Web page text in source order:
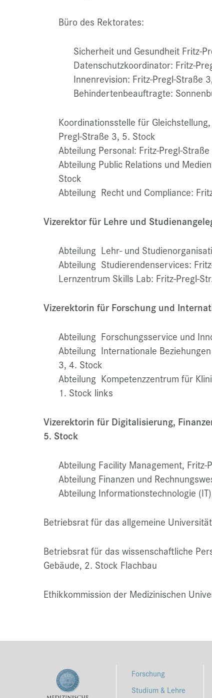
Büro des Rektorates:
Sicherheit und Gesundheit
Datenschutzkoordinator: Fritz-
Innenrevision: Fritz-Pregl-Straße
Behindertenbeauftragte:
Koordinationsstelle für
Pregl-Straße 3, 5. Stock
Abteilung Personal: Fritz-Pregl-
Abteilung Public Relations und
Stock
Abteilung Recht und Compliance:
Vizerektor für Lehre und
Abteilung Lehr- und
Abteilung Studierendenservices:
Lernzentrum Skills Lab: Fritz-Pregl-
Vizerektorin für Forschung und
Abteilung Forschungsservice und
Abteilung Internationale
3, 4. Stock
Abteilung Kompetenzzentrum für
1. Stock links
Vizerektorin für Digitalisierung,
5. Stock
Abteilung Facility Management,
Abteilung Finanzen und
Abteilung Informationstechnologie
Betriebsrat für das allgemeine
Betriebsrat für das wissenschaftliche
Gebäude, 2. Stock Flachbau
Ethikkommission der Medizinischen
Forschung
Studium & Lehre